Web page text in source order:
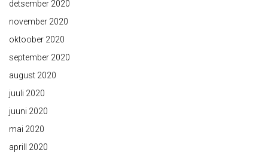
detsember 2020
november 2020
oktoober 2020
september 2020
august 2020
juuli 2020
juuni 2020
mai 2020
aprill 2020